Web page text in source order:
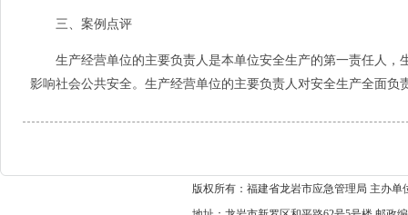
三、案例点评
生产经营单位的主要负责人是本单位安全生产的第一责任人，
影响社会公共安全。生产经营单位的主要负责人对安全生产全面